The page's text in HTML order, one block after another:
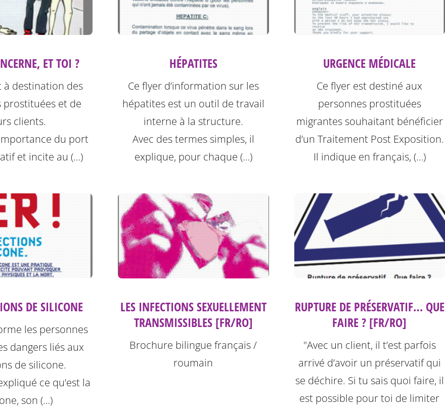
ET TOI ?
à destination des
prostituées et de
clients.
du port
et incite au (…)
HÉPATITES
Ce flyer d’information sur les
hépatites est un outil de travail
interne à la structure.
Avec des termes simples, il
explique, pour chaque (…)
URGENCE MÉDICALE
Ce flyer est destiné aux
personnes prostituées
migrantes souhaitant bénéficier
d’un Traitement Post Exposition.
Il indique en français, (…)
DE SILICONE
les personnes
dangers liés aux
de silicone.
ce qu’est la
son (…)
LES INFECTIONS SEXUELLEMENT
TRANSMISSIBLES [FR/RO]
Brochure bilingue français /
roumain
RUPTURE DE PRÉSERVATIF… QUE
FAIRE ? [FR/RO]
"Avec un client, il t’est parfois
arrivé d’avoir un préservatif qui
se déchire. Si tu sais quoi faire, il
est possible pour toi de limiter